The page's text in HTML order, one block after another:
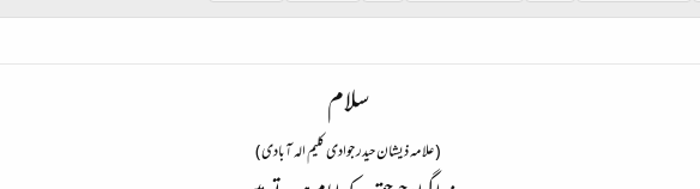
سلام
(علامہ ذیشان حیدر جوادی کلیم الہ آبادی)